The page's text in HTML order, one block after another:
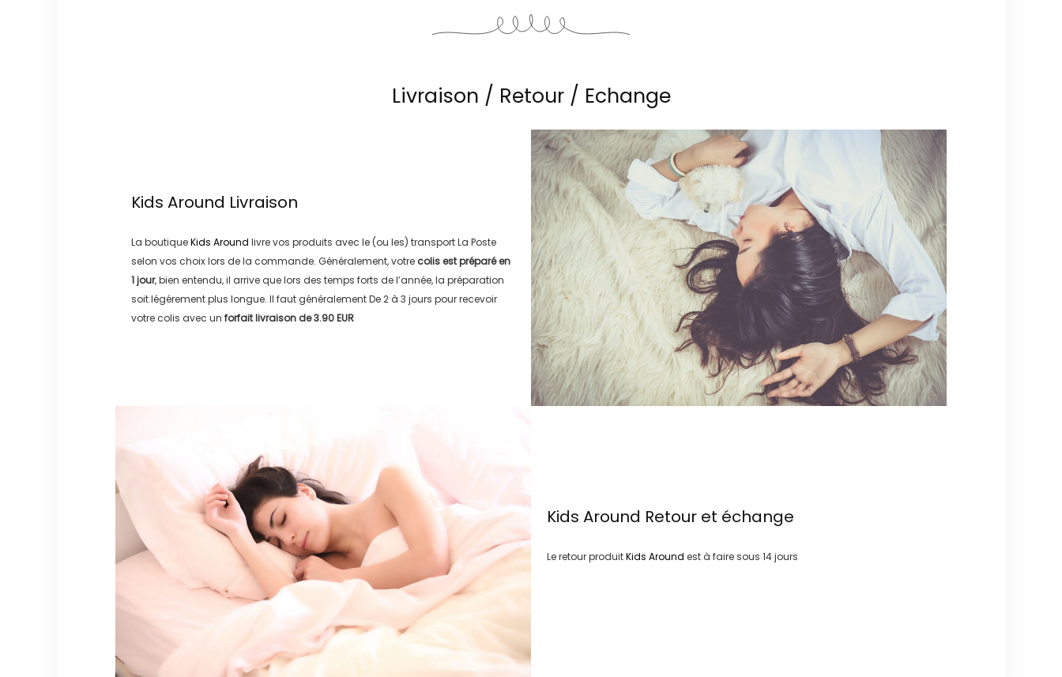
Livraison / Retour / Echange
Kids Around Livraison
La boutiqueKids Around livre vos produits avec le (ou les) transportLa Poste
selon vos choix lors de la commande. Généralement, votre colis est préparé en
1 jour, bien entendu, il arrive que lors des temps forts de l’année, la préparation
soit légérement plus longue. Il faut généralementDe 2 à 3 jours pour recevoir
votre colis avec un forfait livraison de3.90 EUR
Kids Around Retour et échange
Le retour produitKids Around est à faire sous 14 jours